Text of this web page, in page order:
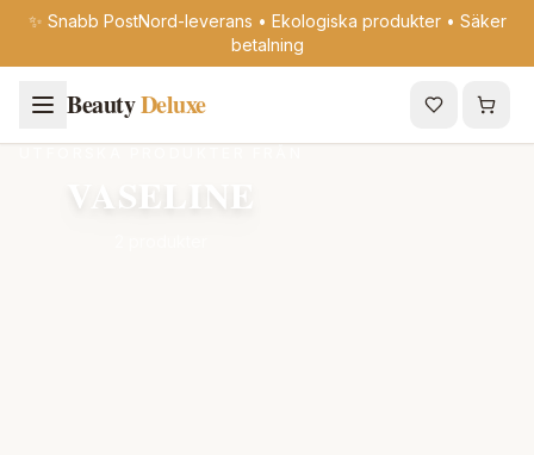
✨ Snabb PostNord-leverans • Ekologiska produkter • Säker
betalning
BeautyDeluxe
VASELINE